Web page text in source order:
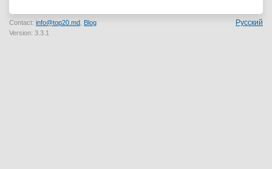
Contact: info@top20.md Blog
Version: 3.3.1
Русский